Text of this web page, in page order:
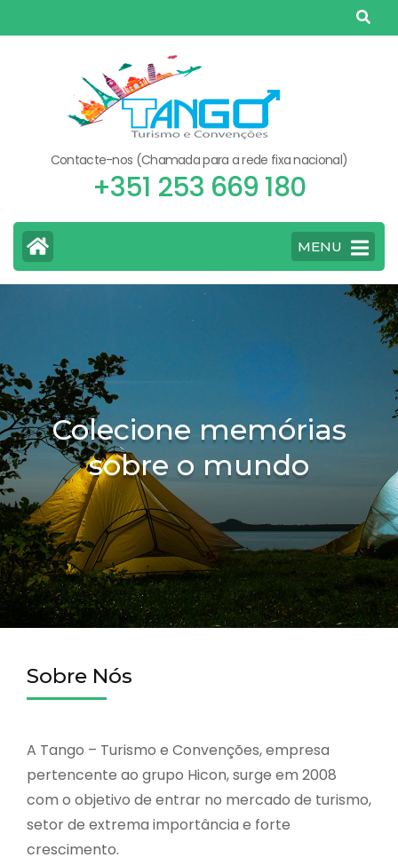
to
Contacte-nos (Chamada para a rede fixa nacional)
+351 253 669 180
MENU
Colecione memórias
sobre o mundo
Sobre Nós
A Tango – Turismo e Convenções, empresa
pertencente ao grupo Hicon, surge em 2008
com o objetivo de entrar no mercado de turismo,
setor de extrema importância e forte
crescimento.